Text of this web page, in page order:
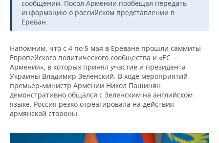
сообщении. Посол Армении пообещал передать
информацию о российском представлении в
Ереван.
Напомним, что с 4 по 5 мая в Ереване прошли саммиты
Европейского политического сообщества и «ЕС —
Армения», в которых принял участие и президента
Украины Владимир Зеленский. В ходе мероприятий
премьер-министр Армении Никол Пашинян
демонстративно общался с Зеленским на английском
языке. Россия резко отреагировала на действия
армянской стороны.